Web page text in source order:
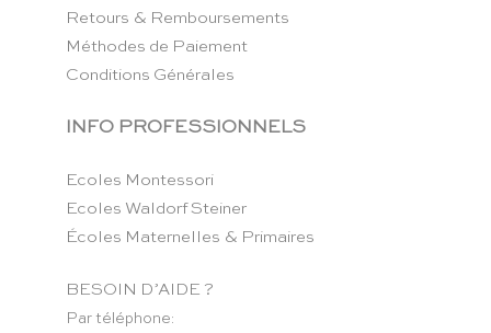
Retours & Remboursements
Méthodes de Paiement
Conditions Générales
INFO PROFESSIONNELS
Ecoles Montessori
Ecoles Waldorf Steiner
Écoles Maternelles & Primaires
BESOIN D’AIDE ?
Par téléphone: